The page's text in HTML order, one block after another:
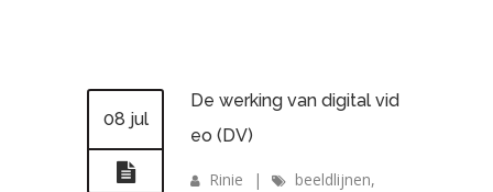
08 jul
De werking van digital vid
eo (DV)
Rinie | beeldlijnen,